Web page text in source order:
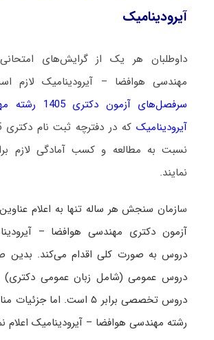
آیرودینامیک
داوطلبان هر یک از گرایش‌های
مهندسی هوافضا – آیرودینامیک لازم
سرفصل‌های
آیرودینامیک
نسبت به مطالعه و کسب آمادگی لازم
نمایند.
سازمان سنجش هر ساله تنها به اعلام
آزمون دکتری مهندسی هوافضا –
دروس به صورت کلی اقدام می‌کند.
دروس تخصصی برابر ۵ است
. اما جزئیات
رشته مهندسی هوافضا – آیرودینامیک اعلام